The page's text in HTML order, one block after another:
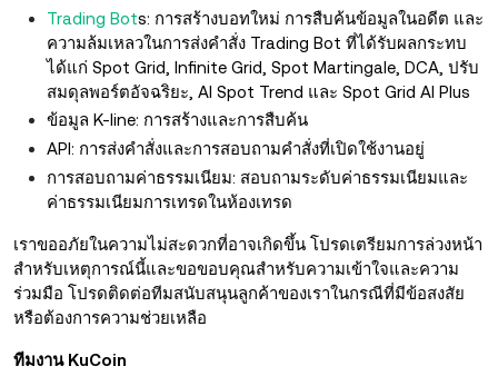
Trading Bots: การสร้างบอทใหม่ การสืบค้นข้อมูลในอดีต และ
ความล้มเหลวในการส่งคำสั่ง Trading Bot ที่ได้รับผลกระทบ
ได้แก่ Spot Grid, Infinite Grid, Spot Martingale, DCA, ปรับ
สมดุลพอร์ตอัจฉริยะ, AI Spot Trend และ Spot Grid AI Plus
ข้อมูล K-line: การสร้างและการสืบค้น
API: การส่งคำสั่งและการสอบถามคำสั่งที่เปิดใช้งานอยู่
การสอบถามค่าธรรมเนียม: สอบถามระดับค่าธรรมเนียมและ
ค่าธรรมเนียมการเทรดในห้องเทรด
เราขออภัยในความไม่สะดวกที่อาจเกิดขึ้น โปรดเตรียมการล่วงหน้า
สำหรับเหตุการณ์นี้และขอขอบคุณสำหรับความเข้าใจและความ
ร่วมมือ โปรดติดต่อทีมสนับสนุนลูกค้าของเราในกรณีที่มีข้อสงสัย
หรือต้องการความช่วยเหลือ
ทีมงาน KuCoin